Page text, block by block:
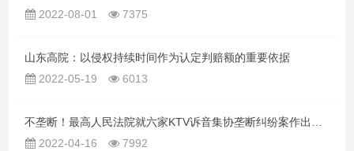
2022-08-01
7375
山东高院：以侵权持续时间作为认定判赔额的重要依据
2022-05-19
6013
2022-04-16
7992